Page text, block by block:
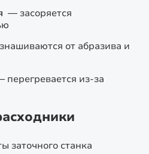
— засоряется
от абразива и
перегревается из-за
заточного станка